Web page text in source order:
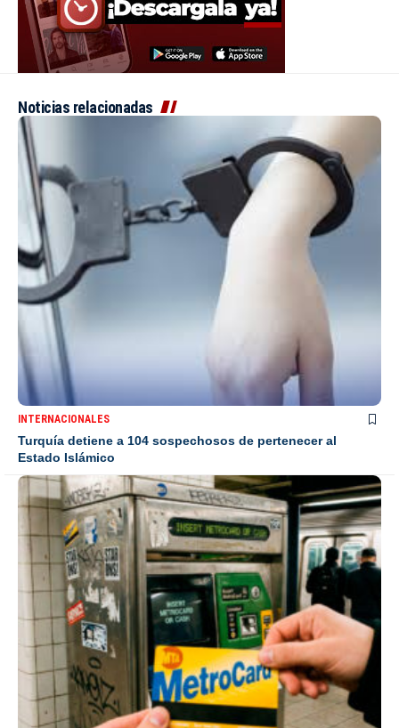
Noticias relacionadas
INTERNACIONALES
Turquía detiene a 104 sospechosos de pertenecer al
Estado Islámico